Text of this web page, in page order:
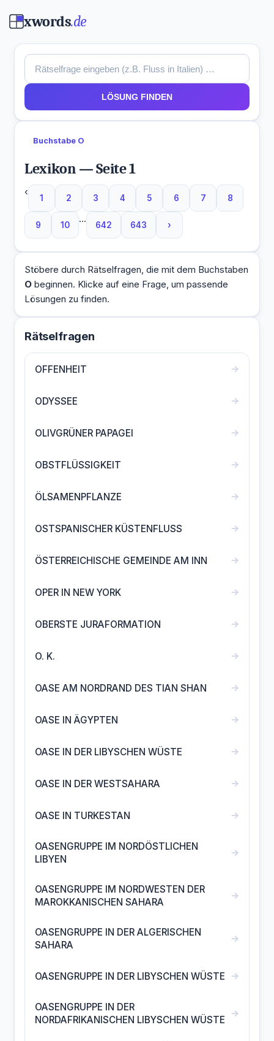
xwords.de
LÖSUNG FINDEN
Buchstabe O
Lexikon — Seite 1
‹
1 2 3 4 5 6 7 8
9 10
...
642 643 ›
Stöbere durch Rätselfragen, die mit dem Buchstaben
O beginnen. Klicke auf eine Frage, um passende
Lösungen zu finden.
Rätselfragen
OFFENHEIT →
ODYSSEE →
OLIVGRÜNER PAPAGEI →
OBSTFLÜSSIGKEIT →
ÖLSAMENPFLANZE →
OSTSPANISCHER KÜSTENFLUSS →
ÖSTERREICHISCHE GEMEINDE AM INN →
OPER IN NEW YORK →
OBERSTE JURAFORMATION →
O. K. →
OASE AM NORDRAND DES TIAN SHAN →
OASE IN ÄGYPTEN →
OASE IN DER LIBYSCHEN WÜSTE →
OASE IN DER WESTSAHARA →
OASE IN TURKESTAN →
OASENGRUPPE IM NORDÖSTLICHEN
LIBYEN
→
OASENGRUPPE IM NORDWESTEN DER
MAROKKANISCHEN SAHARA
→
OASENGRUPPE IN DER ALGERISCHEN
SAHARA
→
OASENGRUPPE IN DER LIBYSCHEN WÜSTE →
OASENGRUPPE IN DER
NORDAFRIKANISCHEN LIBYSCHEN WÜSTE
→